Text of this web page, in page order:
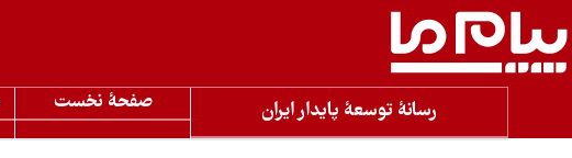
رسانۀ توسعۀ پایدار ایران صفحۀ نخست